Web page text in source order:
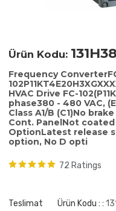
Ürün Kodu:
Frequency
HVAC Drive FC-
phase380 - 480 VAC,
Class A1/B (C1)No
Cont. PanelNot coated
OptionLatest release
option, No D opti
72 Ratings
Teslimat
Ürün Kodu : :